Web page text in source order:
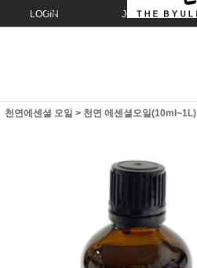
LOGIN JOIN
천연에센셜 오일 > 천연 에센셜오일(10ml~1L)